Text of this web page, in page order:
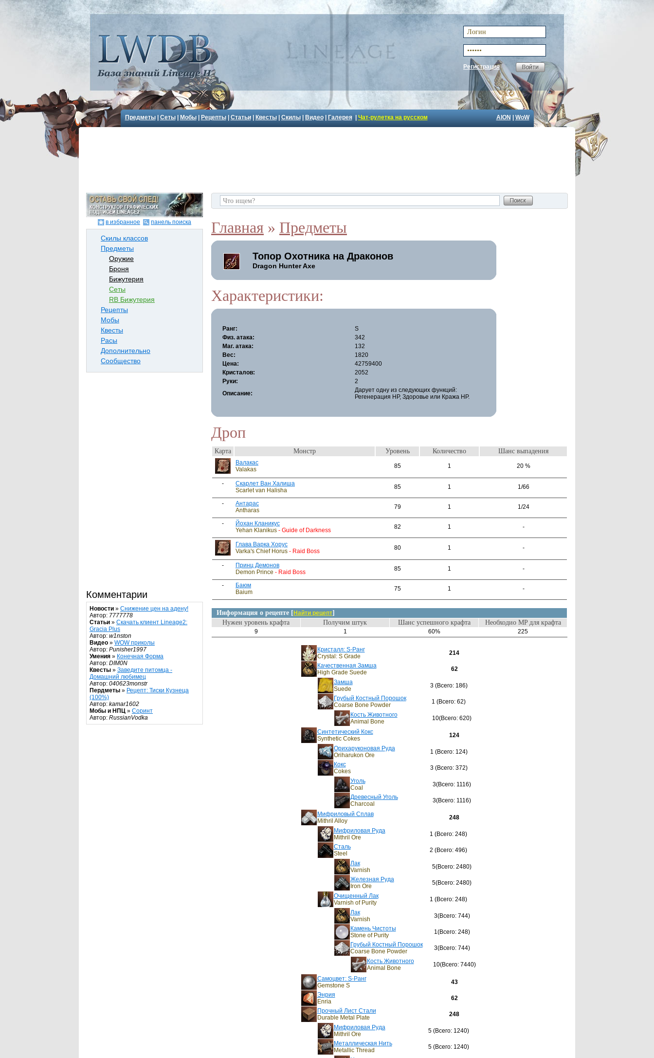
Регистрация
Предметы| Сеты| Мобы| Рецепты| Статьи| Квесты| Скилы| Видео| Галерея| Чат-рулетка на русском AION WoW
в избранное панель поиска
Скилы классов
Предметы
Оружие
Броня
Бижутерия
Сеты
RB Бижутерия
Рецепты
Мобы
Квесты
Расы
Дополнительно
Сообщество
Комментарии
Новости » Снижение цен на адену!
Автор: 7777778
Статьи » Скачать клиент Lineage2:
Gracia Plus
Автор: w1nston
Видео » WOW приколы
Автор: Punisher1997
Умения » Конечная Форма
Автор: DIM0N
Квесты » Заведите питомца -
Домашний любимец
Автор: 040623monstr
Пердметы » Рецепт: Тиски Кузнеца
(100%)
Автор: kamar1602
Мобы и НПЦ » Соринт
Автор: RussianVodka
Главная » Предметы
Топор Охотника на Драконов
Dragon Hunter Axe
Характеристики:
Ранг:
S
Физ. атака:
342
Маг. атака:
132
Вес:
1820
Цена:
42759400
Кристалов:
2052
Руки:
2
Описание:
Дарует одну из следующих функций:
Регенерация НР, Здоровье или Кража НР.
Дроп
Карта Монстр Уровень Количество Шанс выпадения
Валакас
Valakas
85 1 20 %
-
Скарлет Ван Халиша
Scarlet van Halisha
85 1 1/66
-
Антарас
Antharas
79 1 1/24
-
Йохан Кланикус
Yehan Klanikus - Guide of Darkness 82 1 -
Глава Варка Хорус
Varka's Chief Horus - Raid Boss 80 1 -
-
Принц Демонов
Demon Prince - Raid Boss 85 1 -
-
Баюм
Baium
75 1 -
Информация о рецепте [ Найти рецепт]
Нужен уровень крафта
Получим штук Шанс успешного крафта Необходио MP для крафта
9 1 60% 225
Кристалл: S-Ранг
Crystal: S Grade
214
Качественная Замша
High Grade Suede
62
Замша
Suede
3 (Всего: 186)
Грубый Костный Порошок
Coarse Bone Powder
1 (Всего: 62)
Кость Животного
Animal Bone
10(Всего: 620)
Синтетический Кокс
Synthetic Cokes
124
Орихаруконовая Руда
Oriharukon Ore
1 (Всего: 124)
Кокс
Cokes
3 (Всего: 372)
Уголь
Coal
3(Всего: 1116)
Древесный Уголь
Charcoal
3(Всего: 1116)
Мифриловый Сплав
Mithril Alloy
248
Мифриловая Руда
Mithril Ore
1 (Всего: 248)
Сталь
Steel
2 (Всего: 496)
Лак
Varnish
5(Всего: 2480)
Железная Руда
Iron Ore
5(Всего: 2480)
Очищенный Лак
Varnish of Purity
1 (Всего: 248)
Лак
Varnish
3(Всего: 744)
Камень Чистоты
Stone of Purity
1(Всего: 248)
Грубый Костный Порошок
Coarse Bone Powder
3(Всего: 744)
Кость Животного
Animal Bone
10(Всего: 7440)
Самоцвет: S-Ранг
Gemstone S
43
Энрия
Enria
62
Прочный Лист Стали
Durable Metal Plate
248
Мифриловая Руда
Mithril Ore
5 (Всего: 1240)
Металлическая Нить
Metallic Thread
5 (Всего: 1240)